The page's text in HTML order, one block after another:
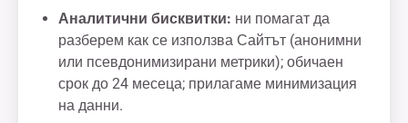
Аналитични бисквитки: ни помагат да
разберем как се използва Сайтът (анонимни
или псевдонимизирани метрики); обичаен
срок до 24 месеца; прилагаме минимизация
на данни.